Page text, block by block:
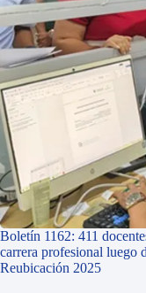
Boletín 1162: 411
carrera profesional luego
Reubicación 2025